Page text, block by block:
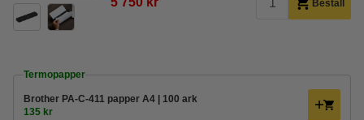
Beställ
Termopapper
Brother PA-C-411 papper A4 | 100 ark
135 kr